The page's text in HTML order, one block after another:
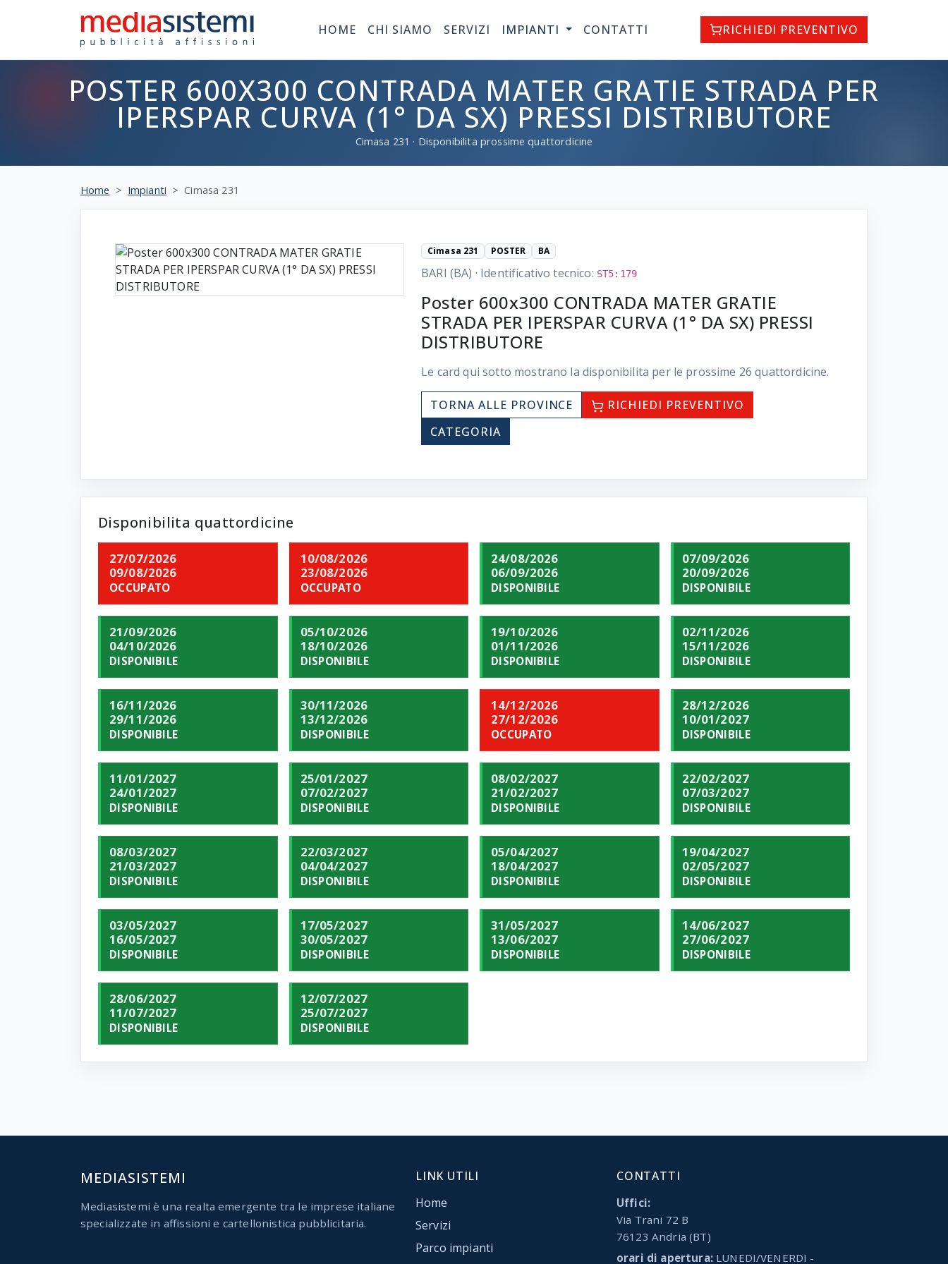
HOME CHI SIAMO SERVIZI IMPIANTI CONTATTI RICHIEDI PREVENTIVO
POSTER 600X300 CONTRADA MATER GRATIE STRADA PER
IPERSPAR CURVA (1° DA SX) PRESSI DISTRIBUTORE
Cimasa 231 · Disponibilita prossime quattordicine
Home Impianti Cimasa 231
Cimasa 231 POSTER BA
BARI (BA) · Identificativo tecnico: ST5:179
Poster 600x300 CONTRADA MATER GRATIE
STRADA PER IPERSPAR CURVA (1° DA SX) PRESSI
DISTRIBUTORE
Le card qui sotto mostrano la disponibilita per le prossime 26 quattordicine.
TORNA ALLE PROVINCE
RICHIEDI PREVENTIVO
CATEGORIA
Disponibilita quattordicine
27/07/2026
09/08/2026
OCCUPATO
10/08/2026
23/08/2026
OCCUPATO
24/08/2026
06/09/2026
DISPONIBILE
07/09/2026
20/09/2026
DISPONIBILE
21/09/2026
04/10/2026
DISPONIBILE
05/10/2026
18/10/2026
DISPONIBILE
19/10/2026
01/11/2026
DISPONIBILE
02/11/2026
15/11/2026
DISPONIBILE
16/11/2026
29/11/2026
DISPONIBILE
30/11/2026
13/12/2026
DISPONIBILE
14/12/2026
27/12/2026
OCCUPATO
28/12/2026
10/01/2027
DISPONIBILE
11/01/2027
24/01/2027
DISPONIBILE
25/01/2027
07/02/2027
DISPONIBILE
08/02/2027
21/02/2027
DISPONIBILE
22/02/2027
07/03/2027
DISPONIBILE
08/03/2027
21/03/2027
DISPONIBILE
22/03/2027
04/04/2027
DISPONIBILE
05/04/2027
18/04/2027
DISPONIBILE
19/04/2027
02/05/2027
DISPONIBILE
03/05/2027
16/05/2027
DISPONIBILE
17/05/2027
30/05/2027
DISPONIBILE
31/05/2027
13/06/2027
DISPONIBILE
14/06/2027
27/06/2027
DISPONIBILE
28/06/2027
11/07/2027
DISPONIBILE
12/07/2027
25/07/2027
DISPONIBILE
MEDIASISTEMI
Mediasistemi è una realta emergente tra le imprese italiane
specializzate in affissioni e cartellonistica pubblicitaria.
LINK UTILI
Home
Servizi
Parco impianti
CONTATTI
Uffici:
Via Trani 72 B
76123 Andria (BT)
orari di apertura:LUNEDI/VENERDI -